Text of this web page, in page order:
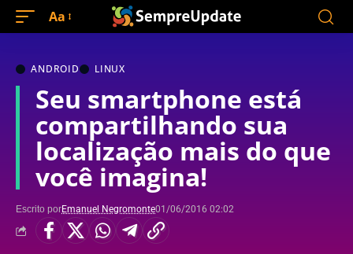
Aa
ANDROID LINUX
Seu smartphone está
compartilhando sua
localização mais do que
você imagina!
Escrito porEmanuel Negromonte01/06/2016 02:02